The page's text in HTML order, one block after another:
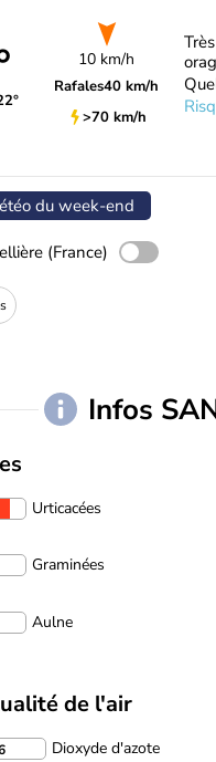
10 km/h
Rafales40 km/h
>70 km/h
du week-end
(France)
Infos
Urticacées
Graminées
Aulne
de l'air
Dioxyde d'azote